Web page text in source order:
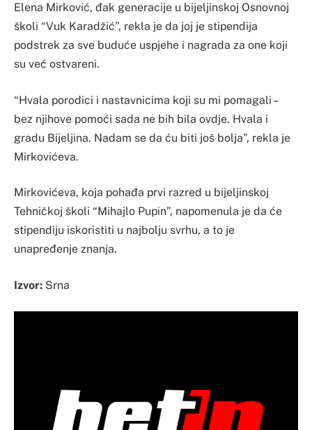
Elena Mirković, đak generacije u bijeljinskoj Osnovnoj
školi “Vuk Karadžić”, rekla je da joj je stipendija
podstrek za sve buduće uspjehe i nagrada za one koji
su već ostvareni.
“Hvala porodici i nastavnicima koji su mi pomagali –
bez njihove pomoći sada ne bih bila ovdje. Hvala i
gradu Bijeljina. Nadam se da ću biti još bolja”, rekla je
Mirkovićeva.
Mirkovićeva, koja pohađa prvi razred u bijeljinskoj
Tehničkoj školi “Mihajlo Pupin”, napomenula je da će
stipendiju iskoristiti u najbolju svrhu, a to je
unapređenje znanja.
Izvor: Srna